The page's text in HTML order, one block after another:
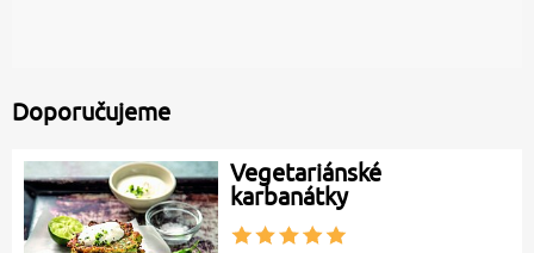
Doporučujeme
Vegetariánské
karbanátky